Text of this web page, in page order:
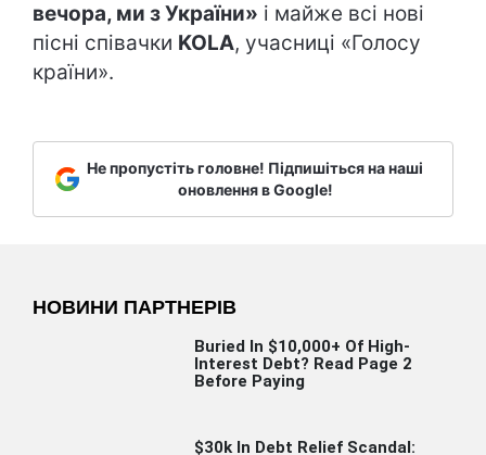
вечора, ми з України» і майже всі нові
пісні співачки KOLA, учасниці «Голосу
країни».
Не пропустіть головне! Підпишіться на наші
оновлення в Google!